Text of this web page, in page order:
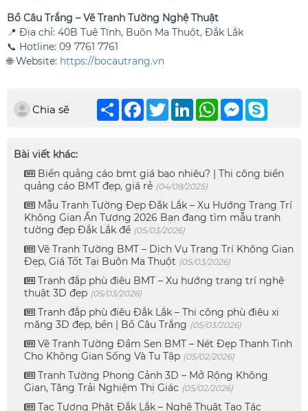
Bồ Câu Trắng – Vẽ Tranh Tường Nghệ Thuật
📍 Địa chỉ: 40B Tuệ Tĩnh, Buôn Ma Thuột, Đắk Lắk
📞 Hotline: 09 7761 7761
🌐 Website: https://bocautrang.vn
Chia sẽ
Chia
sẻ
Facebook
TwitterLinkedInWhatsApp
Messenger
Skype
Bài viết khác:
Biển quảng cáo bmt giá bao nhiêu? | Thi công biển
quảng cáo BMT đẹp, giá rẻ (04/09/2025)
Mẫu Tranh Tường Đẹp Đắk Lắk – Xu Hướng Trang Trí
Không Gian Ấn Tượng 2026 Bạn đang tìm mẫu tranh
tường đẹp Đắk Lắk để (05/03/2026)
Vẽ Tranh Tường BMT – Dịch Vụ Trang Trí Không Gian
Đẹp, Giá Tốt Tại Buôn Ma Thuột (05/03/2026)
Tranh đắp phù điêu BMT – Xu hướng trang trí nghệ
thuật 3D đẹp (05/03/2026)
Tranh đắp phù điêu Đắk Lắk – Thi công phù điêu xi
măng 3D đẹp, bền | Bồ Câu Trắng (05/03/2026)
Vẽ Tranh Tường Đầm Sen BMT – Nét Đẹp Thanh Tịnh
Cho Không Gian Sống Và Tu Tập (05/02/2026)
Tranh Tường Phong Cảnh 3D – Mở Rộng Không
Gian, Tăng Trải Nghiệm Thị Giác (05/02/2026)
Tạc Tượng Phật Đắk Lắk – Nghệ Thuật Tạo Tác